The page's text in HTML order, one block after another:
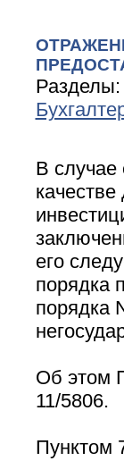
Разделы:
В
его
порядка
порядка
Об этом
11/5806.
Пунктом